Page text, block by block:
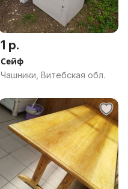
1 р.
Сейф
Чашники, Витебская обл.